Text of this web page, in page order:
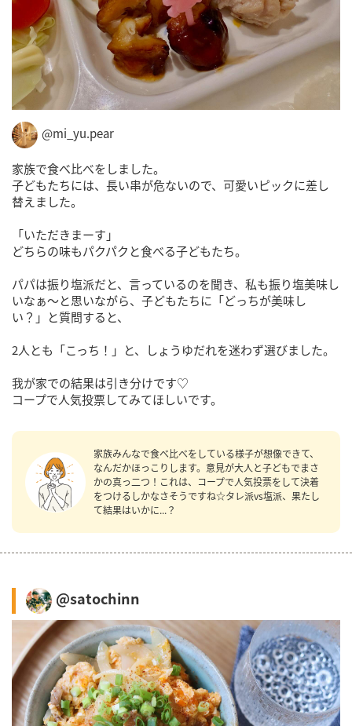
@mi_yu.pear
家族で食べ比べをしました。
子どもたちには、長い串が危ないので、可愛いピックに差し
替えました。
「いただきまーす」
どちらの味もパクパクと食べる子どもたち。
パパは振り塩派だと、言っているのを聞き、私も振り塩美味し
いなぁ〜と思いながら、子どもたちに「どっちが美味し
い？」と質問すると、
2人とも「こっち！」と、しょうゆだれを迷わず選びました。
我が家での結果は引き分けです♡
コープで人気投票してみてほしいです。
家族みんなで食べ比べをしている様子が想像できて、
なんだかほっこりします。意見が大人と子どもでまさ
かの真っ二つ！これは、コープで人気投票をして決着
をつけるしかなさそうですね☆タレ派vs塩派、果たし
て結果はいかに...？
@satochinn